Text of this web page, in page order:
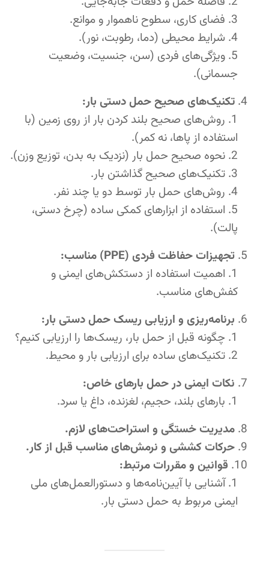
فضای کاری، سطوح ناهموار و موانع.
شرایط محیطی (دما، رطوبت، نور).
ویژگی‌های فردی (سن، جنسیت، وضعیت
جسمانی).
تکنیک‌های صحیح حمل دستی بار:
روش‌های صحیح بلند کردن بار از روی زمین (با
استفاده از پاها، نه کمر).
نحوه صحیح حمل بار (نزدیک به بدن، توزیع وزن).
تکنیک‌های صحیح گذاشتن بار.
روش‌های حمل بار توسط دو یا چند نفر.
استفاده از ابزارهای کمکی ساده (چرخ دستی،
پالت).
تجهیزات حفاظت فردی (PPE) مناسب:
اهمیت استفاده از دستکش‌های ایمنی و
کفش‌های مناسب.
برنامه‌ریزی و ارزیابی ریسک حمل دستی بار:
چگونه قبل از حمل بار، ریسک‌ها را ارزیابی کنیم؟
تکنیک‌های ساده برای ارزیابی بار و محیط.
نکات ایمنی در حمل بارهای خاص:
بارهای بلند، حجیم، لغزنده، داغ یا سرد.
مدیریت خستگی و استراحت‌های لازم.
حرکات کششی و نرمش‌های مناسب قبل از کار.
قوانین و مقررات مرتبط:
آشنایی با آیین‌نامه‌ها و دستورالعمل‌های ملی
ایمنی مربوط به حمل دستی بار.